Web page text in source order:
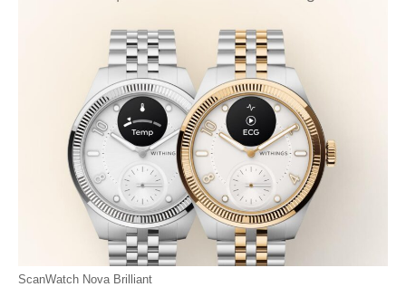
ScanWatch Nova Brilliant